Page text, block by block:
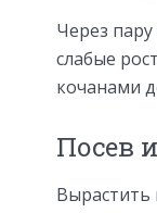
Через
слабые
кочанами
Посев
Вырастить